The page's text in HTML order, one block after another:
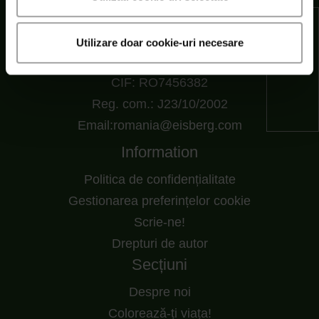
Utilizare doar cookie-uri necesare
Șoseaua Cernica nr. 216, RO 77145 Pantelimon,
Ilfov, Romania
CIF: RO7456382
Reg. com.: J23/10/2002
Email:romania@eisberg.com
Information
Politica de confidențialitate
Gestionarea preferințelor cookie
Scrie-ne!
Drepturi de autor
Secțiuni
Despre noi
Colorează-ți viața!